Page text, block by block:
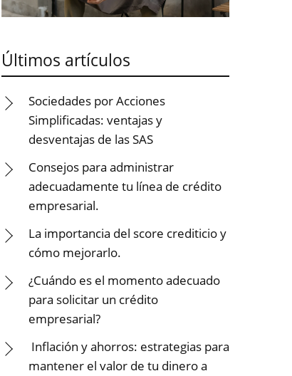
Últimos artículos
Sociedades por Acciones
Simplificadas: ventajas y
desventajas de las SAS
Consejos para administrar
adecuadamente tu línea de crédito
empresarial.
La importancia del score crediticio y
cómo mejorarlo.
¿Cuándo es el momento adecuado
para solicitar un crédito
empresarial?
Inflación y ahorros: estrategias para
mantener el valor de tu dinero a